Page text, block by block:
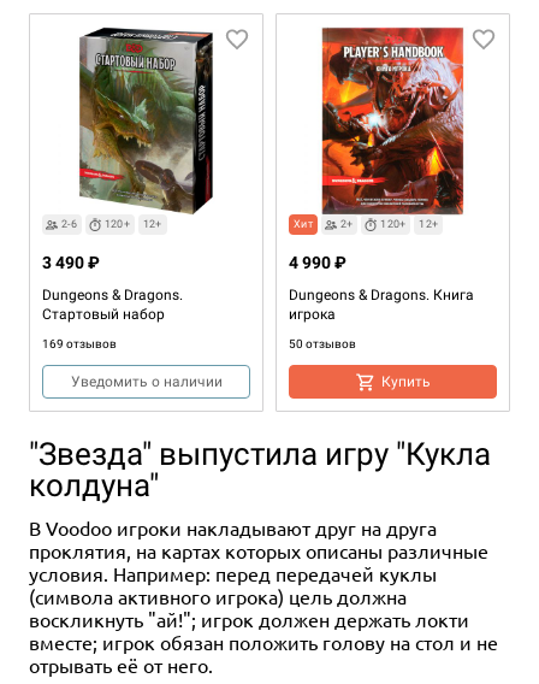
2-6 120+ 12+
Dungeons & Dragons.
Стартовый набор
169 отзывов
3 490 ₽
Уведомить о наличии
Хит 2+ 120+ 12+
Dungeons & Dragons. Книга
игрока
50 отзывов
4 990 ₽
Купить
Хит 12+
4 990 ₽
12+
"Звезда" выпустила игру "Кукла
колдуна"
В Voodoo игроки накладывают друг на друга
проклятия, на картах которых описаны различные
условия. Например: перед передачей куклы
(символа активного игрока) цель должна
воскликнуть "ай!"; игрок должен держать локти
вместе; игрок обязан положить голову на стол и не
отрывать её от него.